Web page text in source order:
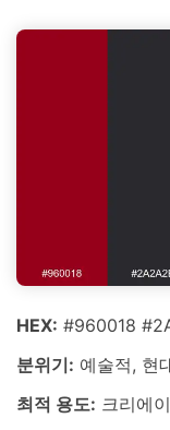
HEX: #960018
분위기: 예술적, 현
최적 용도: 크리에